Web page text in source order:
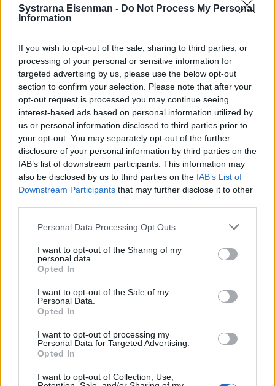
Systrarna Eisenman - Do Not Process My Personal
Information
If you wish to opt-out of the sale, sharing to third parties, or
processing of your personal or sensitive information for
targeted advertising by us, please use the below opt-out
section to confirm your selection. Please note that after your
opt-out request is processed you may continue seeing
interest-based ads based on personal information utilized by
us or personal information disclosed to third parties prior to
your opt-out. You may separately opt-out of the further
disclosure of your personal information by third parties on the
IAB’s list of downstream participants. This information may
also be disclosed by us to third parties on the IAB’s List of
Downstream Participants that may further disclose it to other
Personal Data Processing Opt Outs
I want to opt-out of the Sharing of my
personal data.
Opted In
I want to opt-out of the Sale of my
Personal Data.
Opted In
I want to opt-out of processing my
Personal Data for Targeted Advertising.
Opted In
I want to opt-out of Collection, Use,
0COMMENTS
Fläsk­kotletter med
sötpotatis ”shoe string